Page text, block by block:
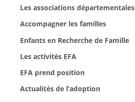
Les associations départementales
Accompagner les familles
Enfants en Recherche de Famille
Les activités EFA
EFA prend position
Actualités de l’adoption